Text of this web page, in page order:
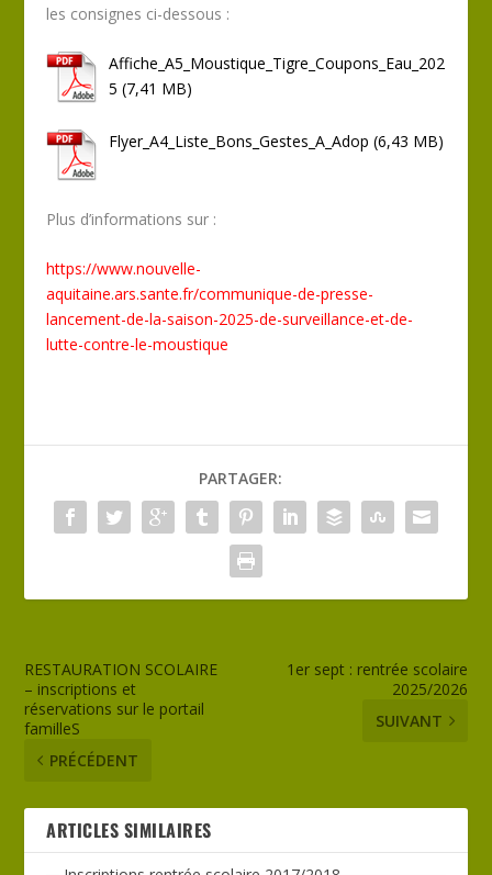
les consignes ci-dessous :
Affiche_A5_Moustique_Tigre_Coupons_Eau_202
5
Flyer_A4_Liste_Bons_Gestes_A_Adop
Plus d’informations sur :
https://www.nouvelle-
aquitaine.ars.sante.fr/communique-de-presse-
lancement-de-la-saison-2025-de-surveillance-et-de-
lutte-contre-le-moustique
PARTAGER:
RESTAURATION SCOLAIRE
– inscriptions et
réservations sur le portail
familleS
PRÉCÉDENT
1er sept : rentrée scolaire
2025/2026
SUIVANT
ARTICLES SIMILAIRES